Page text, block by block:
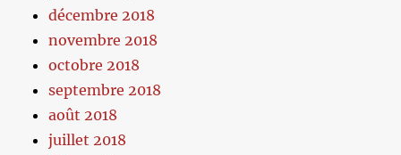
décembre 2018
novembre 2018
octobre 2018
septembre 2018
août 2018
juillet 2018